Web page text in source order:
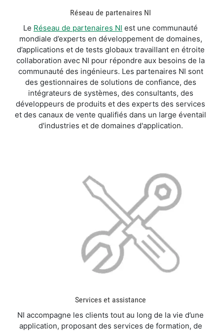
Réseau de partenaires NI
Le Réseau de partenaires NI est une communauté
mondiale d’experts en développement de domaines,
d’applications et de tests globaux travaillant en étroite
collaboration avec NI pour répondre aux besoins de la
communauté des ingénieurs. Les partenaires NI sont
des gestionnaires de solutions de confiance, des
intégrateurs de systèmes, des consultants, des
développeurs de produits et des experts des services
et des canaux de vente qualifiés dans un large éventail
d'industries et de domaines d'application.
Services et assistance
NI accompagne les clients tout au long de la vie d’une
application, proposant des services de formation, de